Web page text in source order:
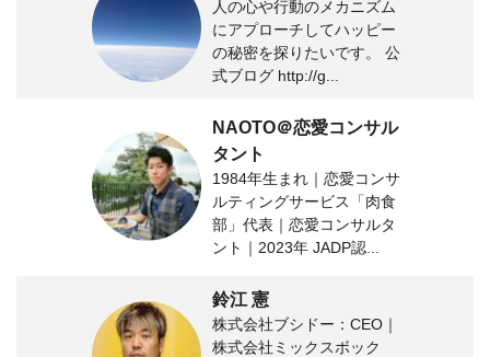
人の心や行動のメカニズム
にアプローチしてハッピー
の秘密を探りたいです。 公
式ブログ http://g...
NAOTO＠恋愛コンサル
タント
1984年生まれ｜恋愛コンサ
ルティングサービス「肉食
部」代表｜恋愛コンサルタ
ント｜2023年 JADP認...
鈴江 憲
株式会社ブシドー：CEO｜
株式会社ミックスボック